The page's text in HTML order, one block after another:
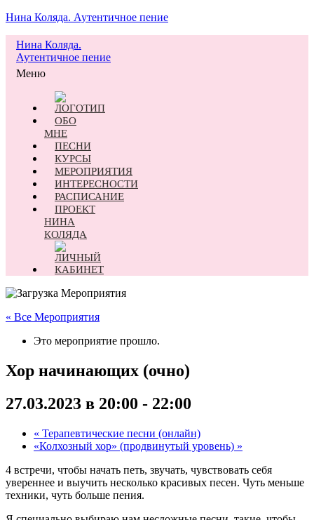
Нина Коляда. Аутентичное пение
Нина Коляда.
Аутентичное пение
Меню
ОБО
МНЕ
ПЕСНИ
КУРСЫ
МЕРОПРИЯТИЯ
ИНТЕРЕСНОСТИ
РАСПИСАНИЕ
ПРОЕКТ
НИНА
КОЛЯДА
« Все Мероприятия
Это мероприятие прошло.
Хор начинающих (очно)
27.03.2023 в 20:00 - 22:00
« Терапевтические песни (онлайн)
«Колхозный хор» (продвинутый уровень) »
4 встречи, чтобы начать петь, звучать, чувствовать себя
увереннее и выучить несколько красивых песен. Чуть меньше
техники, чуть больше пения.